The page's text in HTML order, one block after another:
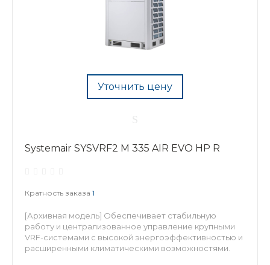
Уточнить цену
Systemair SYSVRF2 M 335 AIR EVO HP R
Кратность заказа 1
[Архивная модель] Обеспечивает стабильную
работу и централизованное управление крупными
VRF-системами с высокой энергоэффективностью и
расширенными климатическими возможностями.